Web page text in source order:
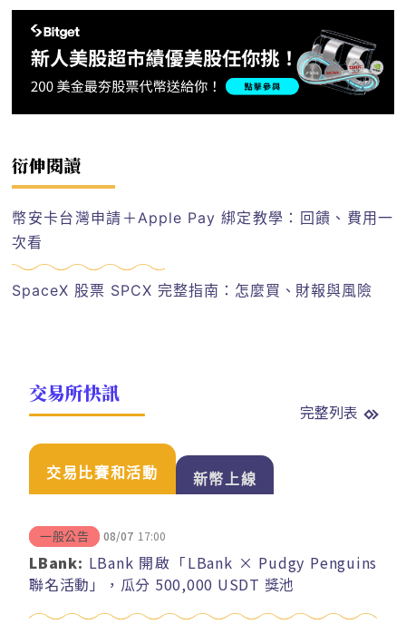
衍伸閱讀
幣安卡台灣申請＋Apple Pay 綁定教學：回饋、費用一
次看
SpaceX 股票 SPCX 完整指南：怎麼買、財報與風險
交易所快訊
完整列表
交易比賽和活動 新幣上線
一般公告 08/07 17:00
LBank: LBank 開啟「LBank × Pudgy Penguins
聯名活動」，瓜分 500,000 USDT 獎池